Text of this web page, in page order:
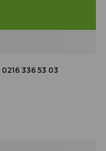
0216 336 53 03